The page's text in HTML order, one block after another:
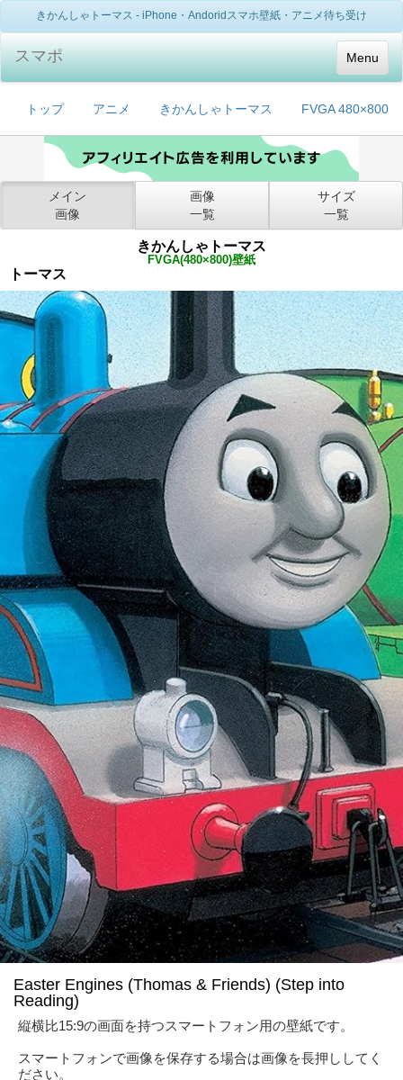
きかんしゃトーマス - iPhone・Andoridスマホ壁紙・アニメ待ち受け
Menu
スマポ
トップ アニメ きかんしゃトーマス FVGA 480×800
メイン
画像
画像
一覧
サイズ
一覧
きかんしゃトーマス
FVGA(480×800)壁紙
トーマス
Easter Engines (Thomas & Friends) (Step into
Reading)
縦横比15:9の画面を持つスマートフォン用の壁紙です。
スマートフォンで画像を保存する場合は画像を長押ししてく
ださい。